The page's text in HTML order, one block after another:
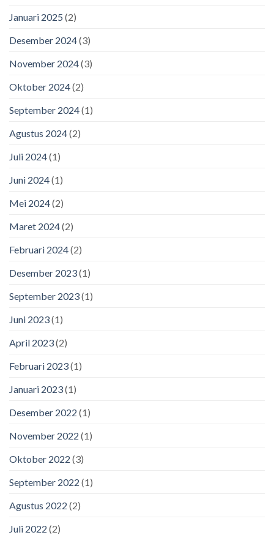
Januari 2025 (2)
Desember 2024(3)
November 2024(3)
Oktober 2024(2)
September 2024(1)
Agustus 2024(2)
Juli 2024(1)
Juni 2024(1)
Mei 2024(2)
Maret 2024(2)
Februari 2024(2)
Desember 2023(1)
September 2023(1)
Juni 2023(1)
April 2023(2)
Februari 2023(1)
Januari 2023(1)
Desember 2022 (1)
November 2022 (1)
Oktober 2022 (3)
September 2022 (1)
Agustus 2022 (2)
Juli 2022 (2)